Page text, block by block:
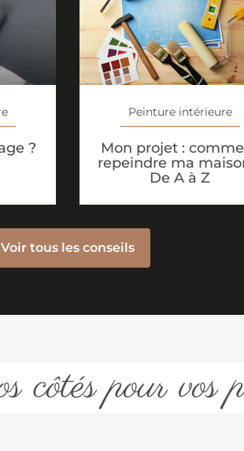
?
Peinture intérieure
Mon projet :
repeindre ma
De A à Z
Voir tous les conseils
côtés pour vos